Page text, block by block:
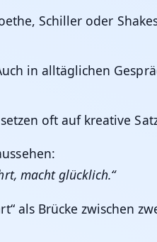
Schiller oder
in alltäglichen
oft auf kreative
macht glücklich.“
als Brücke zwischen